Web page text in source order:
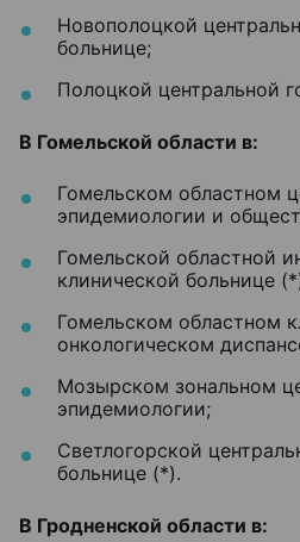
Новополоцкой
больнице;
Полоцкой центральной
В Гомельской области в:
Гомельском областном
эпидемиологии и
Гомельской областной
клинической больнице
Гомельском областном
онкологическом
Мозырском зональном
эпидемиологии;
Светлогорской
больнице (*).
В Гродненской области в: